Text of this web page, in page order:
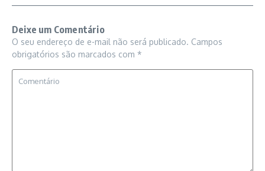
Deixe um Comentário
O seu endereço de e-mail não será publicado. Campos
obrigatórios são marcados com *